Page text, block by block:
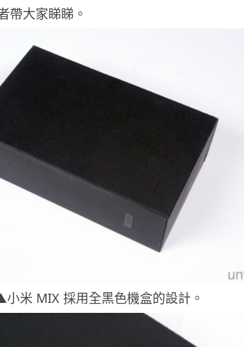
帶大家睇睇。
米 MIX 採用全黑色機盒的設計。